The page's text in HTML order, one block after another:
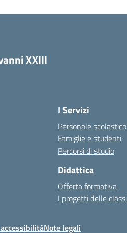
XXIII
I Servizi
Personale scolastico
Famiglie e studenti
Percorsi di studio
Didattica
Offerta formativa
I progetti delle classi
Note legali